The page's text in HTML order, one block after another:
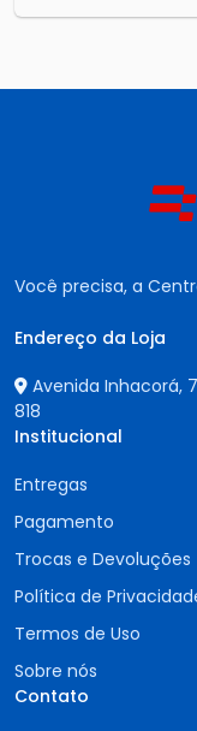
Você precisa, a
Endereço da Loja
Avenida Inhacorá,
818
Institucional
Entregas
Pagamento
Trocas e Devoluções
Política de
Termos de Uso
Sobre nós
Contato